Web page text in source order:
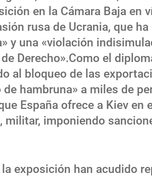
en la Cámara Baja en
rusa de Ucrania, que
y una «violación
Derecho».Como el
al bloqueo de las
de hambruna» a miles de
España ofrece a Kiev en
militar, imponiendo
exposición han acudido